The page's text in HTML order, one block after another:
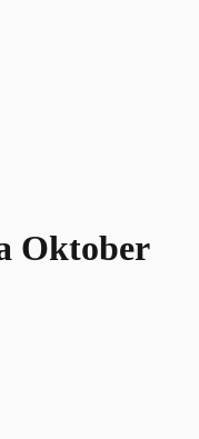
Oktober